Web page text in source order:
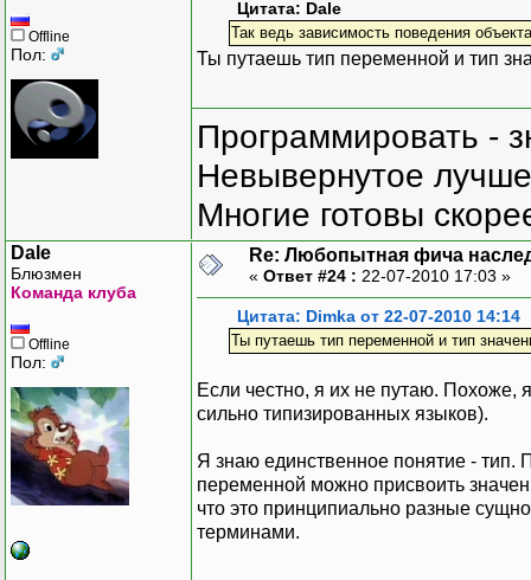
Offline
Пол:
Цитата: Dale
Так ведь зависимость поведения
Ты путаешь тип переменной и тип
Программировать -
Невывернутое
Многие готовы
Dale
Блюзмен
Команда клуба
Offline
Пол:
Re: Любопытная фича
« Ответ #24 : 22-07-2010 17:03 »
Цитата: Dimka от 22-07-2010 14:14
Ты путаешь тип переменной и тип
Если честно, я их не путаю. Похоже,
сильно типизированных языков).
Я знаю единственное понятие - тип.
переменной можно присвоить
что это принципиально разные
терминами.